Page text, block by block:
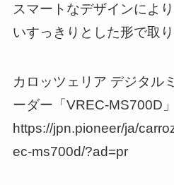
スマートなデザインによ
いすっきりとした形で取
カロッツェリア デジタル
ーダー「VREC-MS700D
https://jpn.pioneer/ja/
ec-ms700d/?ad=pr